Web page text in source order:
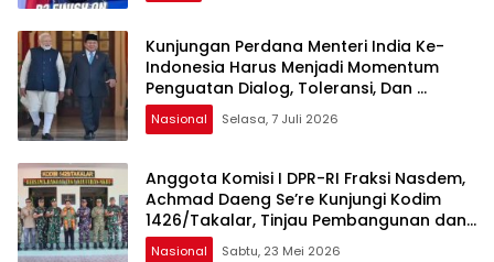
Kunjungan Perdana Menteri India Ke-
Indonesia Harus Menjadi Momentum
Penguatan Dialog, Toleransi, Dan
Perlindungan Hak Kelompok Minoritas
Nasional Selasa, 7 Juli 2026
Anggota Komisi I DPR-RI Fraksi Nasdem,
Achmad Daeng Se’re Kunjungi Kodim
1426/Takalar, Tinjau Pembangunan dan
Serap Aspirasi Prajurit
Nasional Sabtu, 23 Mei 2026